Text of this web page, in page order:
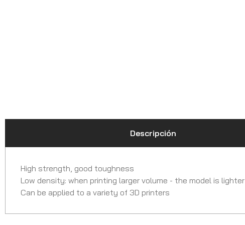
Descripción
High strength, good toughness
Low density: when printing larger volume - the model is lighter
Can be applied to a variety of 3D printers